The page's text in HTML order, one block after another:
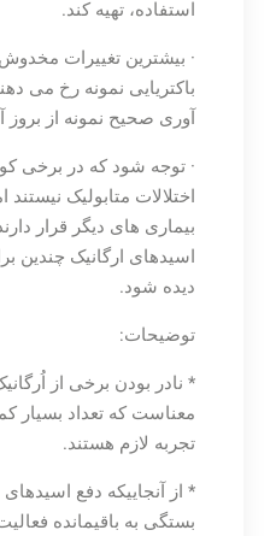
استفاده، تهیه کند.
· بیشترین تغییرات
باکتریایی نمونه رخ می
آوری صحیح نمونه از بروز
· توجه شود که در برخی
اختلالات متابولیک
بیماری های دیگر قرار
اسیدهای ارگانیک چندین
دیده شود.
توضیحات:
* نادر بودن برخی از
معناست که تعداد بسیار
تجربه لازم هستند.
* از آنجاییکه دفع
بستگی به باقیمانده